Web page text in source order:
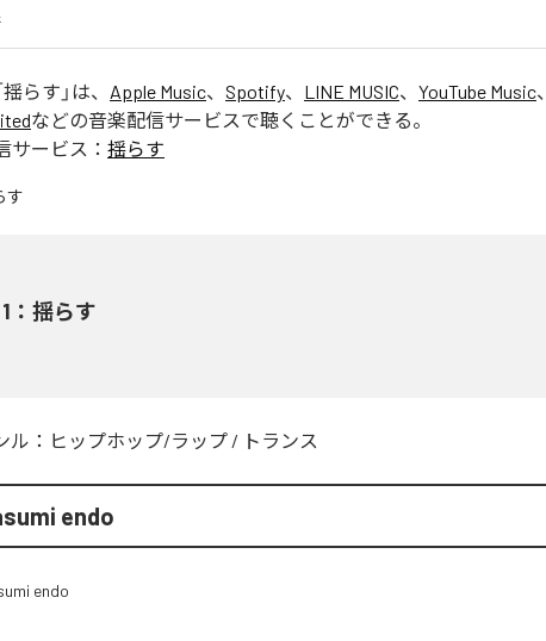
揺らす 」は、 Apple Music、 Spotify、 LINE MUSIC、 YouTube Music、
などの音楽配信サービスで聴くことができる。
サービス： 揺らす
1 ： 揺らす
ル： ヒップホップ/ラップ / トランス
endo